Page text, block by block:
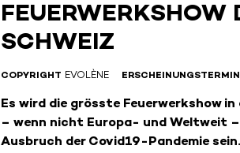
FEUERWERKSHOW
SCHWEIZ
COPYRIGHT EVOLÈNE ERSCHEINUNGSTERMIN
Es wird die grösste Feuerwerkshow in
– wenn nicht Europa- und Weltweit
Ausbruch der Covid19-Pandemie